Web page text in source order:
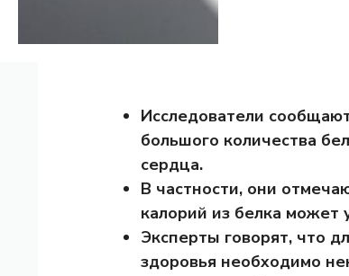
Исследователи
большого количества
сердца.
В частности, они
калорий из белка может
Эксперты говорят, что
здоровья необходимо